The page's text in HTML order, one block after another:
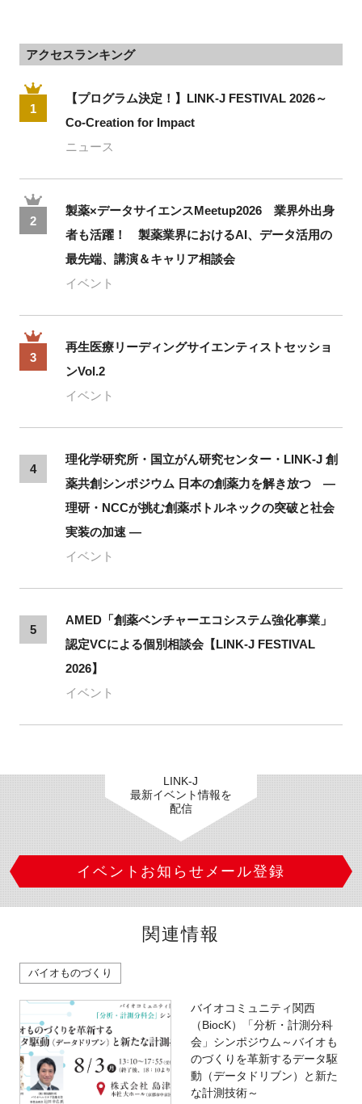
アクセスランキング
1
【プログラム決定！】LINK-J FESTIVAL 2026～
Co-Creation for Impact
ニュース
2
製薬×データサイエンスMeetup2026 業界外出身
者も活躍！ 製薬業界におけるAI、データ活用の
最先端、講演＆キャリア相談会
イベント
3
再生医療リーディングサイエンティストセッショ
ンVol.2
イベント
4
理化学研究所・国立がん研究センター・LINK-J 創
薬共創シンポジウム 日本の創薬力を解き放つ ―
理研・NCCが挑む創薬ボトルネックの突破と社会
実装の加速 ―
イベント
5
AMED「創薬ベンチャーエコシステム強化事業」
認定VCによる個別相談会【LINK-J FESTIVAL
2026】
イベント
LINK-J
最新イベント情報を
配信
イベントお知らせメール登録
関連情報
バイオものづくり
バイオコミュニティ関西
（BiocK）「分析・計測分科
会」シンポジウム～バイオも
のづくりを革新するデータ駆
動（データドリブン）と新た
な計測技術～